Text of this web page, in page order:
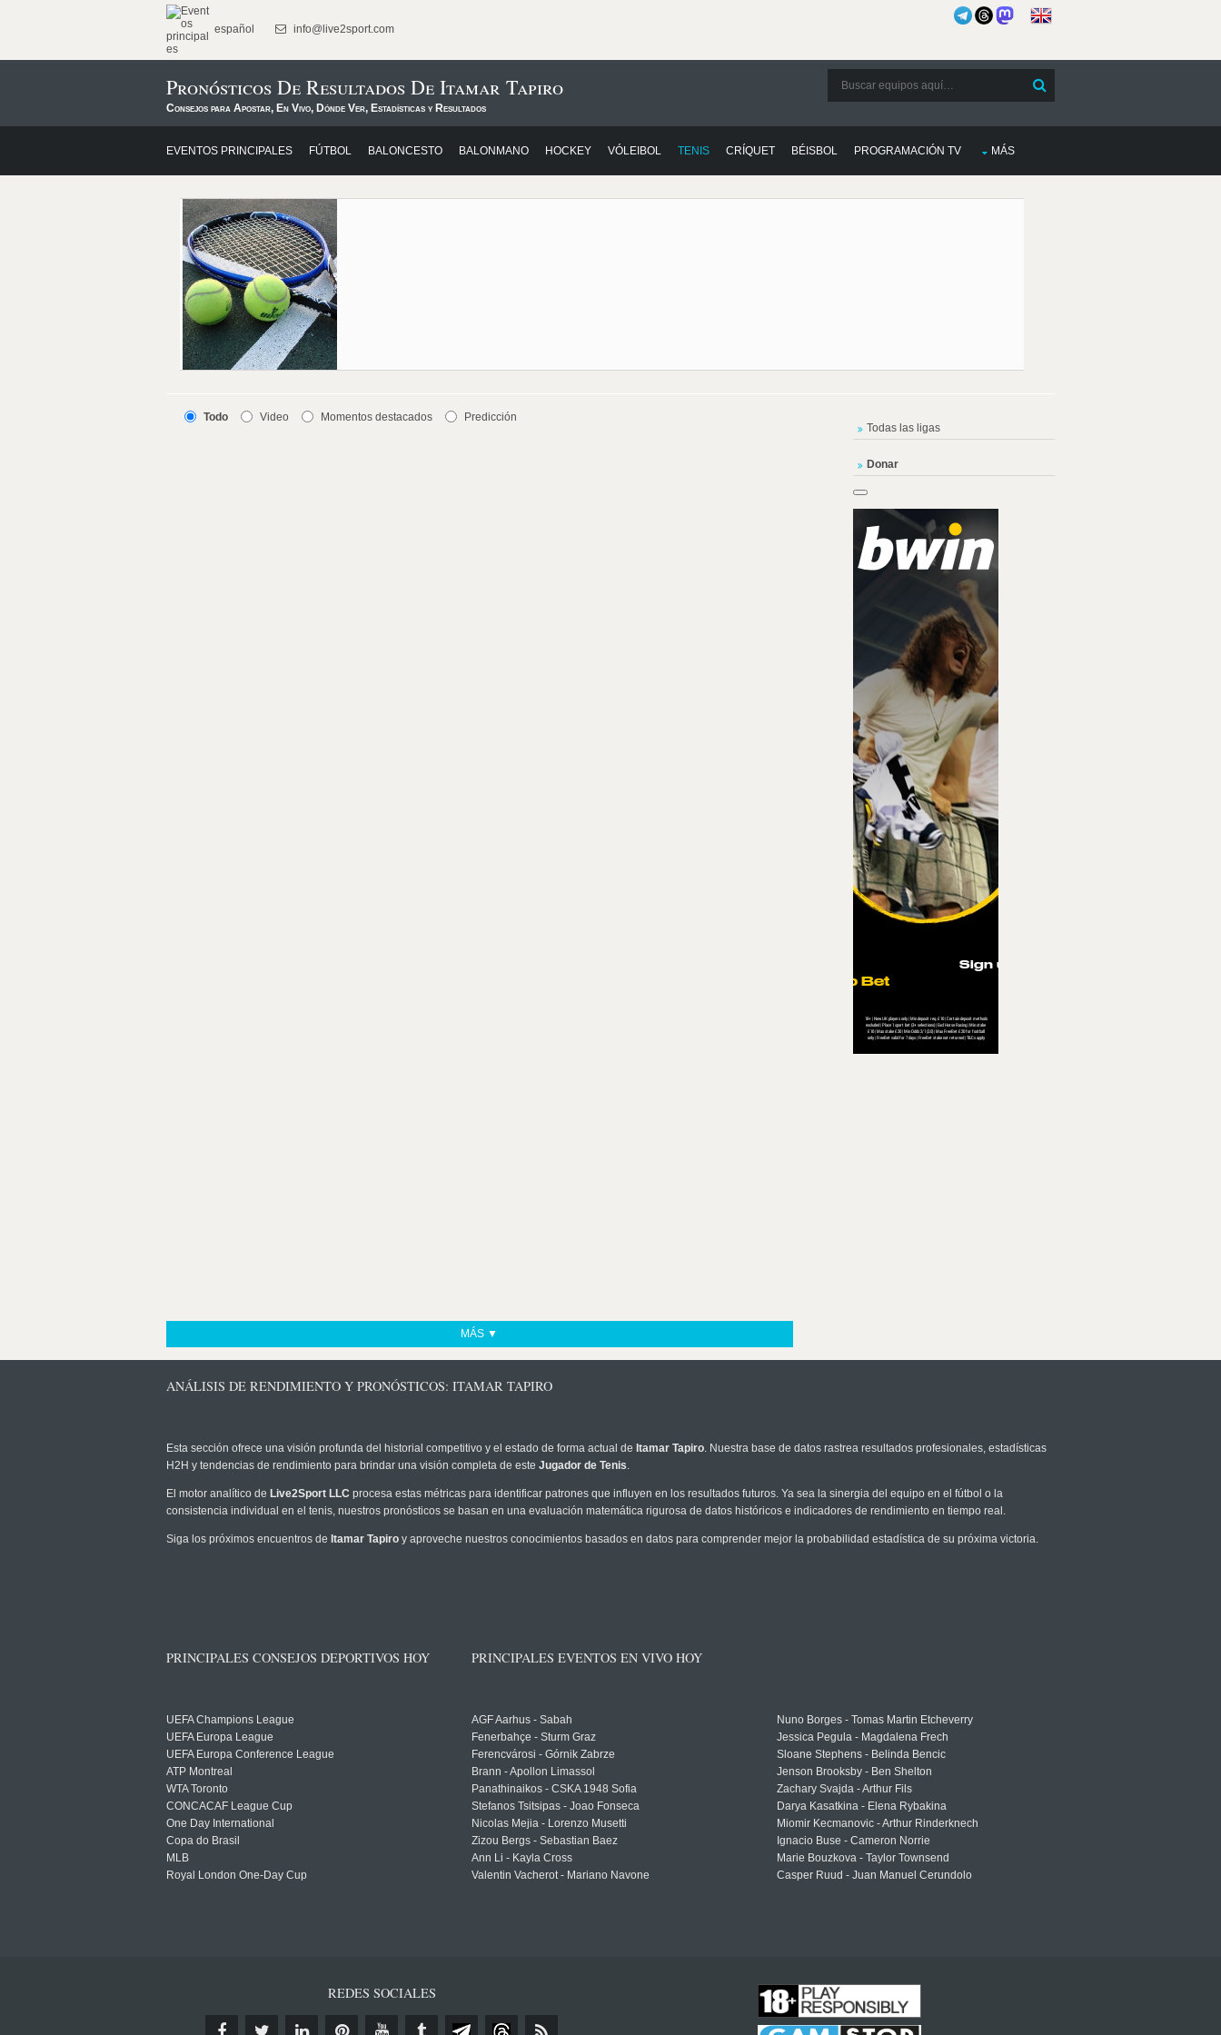
español info@live2sport.com
Pronósticos De Resultados De Itamar Tapiro
Consejos para Apostar, En Vivo, Dónde Ver, Estadísticas y Resultados
EVENTOS PRINCIPALES FÚTBOL BALONCESTO BALONMANO HOCKEY VÓLEIBOL TENIS CRÍQUET BÉISBOL PROGRAMACIÓN TV MÁS
Todo Video Momentos destacados Predicción
MÁS ▼
Todas las ligas
Donar
ANÁLISIS DE RENDIMIENTO Y PRONÓSTICOS: ITAMAR TAPIRO
Esta sección ofrece una visión profunda del historial competitivo y el estado de forma actual de Itamar Tapiro. Nuestra base de datos rastrea resultados profesionales, estadísticas
H2H y tendencias de rendimiento para brindar una visión completa de este Jugador de Tenis.
El motor analítico de Live2Sport LLC procesa estas métricas para identificar patrones que influyen en los resultados futuros. Ya sea la sinergia del equipo en el fútbol o la
consistencia individual en el tenis, nuestros pronósticos se basan en una evaluación matemática rigurosa de datos históricos e indicadores de rendimiento en tiempo real.
Siga los próximos encuentros de Itamar Tapiro y aproveche nuestros conocimientos basados en datos para comprender mejor la probabilidad estadística de su próxima victoria.
PRINCIPALES CONSEJOS DEPORTIVOS HOY
UEFA Champions League
UEFA Europa League
UEFA Europa Conference League
ATP Montreal
WTA Toronto
CONCACAF League Cup
One Day International
Copa do Brasil
MLB
Royal London One-Day Cup
PRINCIPALES EVENTOS EN VIVO HOY
AGF Aarhus - Sabah
Fenerbahçe - Sturm Graz
Ferencvárosi - Górnik Zabrze
Brann - Apollon Limassol
Panathinaikos - CSKA 1948 Sofia
Stefanos Tsitsipas - Joao Fonseca
Nicolas Mejia - Lorenzo Musetti
Zizou Bergs - Sebastian Baez
Ann Li - Kayla Cross
Valentin Vacherot - Mariano Navone
Nuno Borges - Tomas Martin Etcheverry
Jessica Pegula - Magdalena Frech
Sloane Stephens - Belinda Bencic
Jenson Brooksby - Ben Shelton
Zachary Svajda - Arthur Fils
Darya Kasatkina - Elena Rybakina
Miomir Kecmanovic - Arthur Rinderknech
Ignacio Buse - Cameron Norrie
Marie Bouzkova - Taylor Townsend
Casper Ruud - Juan Manuel Cerundolo
REDES SOCIALES